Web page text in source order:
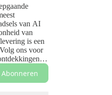
van AI
van
is een
ons voor
en de
hier.
Abonneren